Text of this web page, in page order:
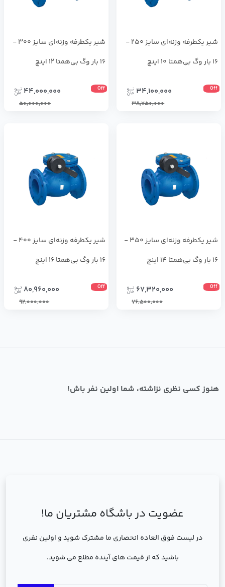
شیر یکطرفه وزنه‌ای سایز 250 -
16 بار وگ بی‌همتا 10 اینچ
Off
34,100,000
38,750,000
شیر یکطرفه وزنه‌ای سایز 300 -
16 بار وگ بی‌همتا 12 اینچ
Off
44,000,000
50,000,000
شیر یکطرفه وزنه‌ای سایز 350 -
16 بار وگ بی‌همتا 14 اینچ
Off
67,320,000
76,500,000
شیر یکطرفه وزنه‌ای سایز 400 -
16 بار وگ بی‌همتا 16 اینچ
Off
80,960,000
92,000,000
هنوز کسی نظری نزاشته، شما اولین نفر باش!
عضویت در باشگاه مشتریان ما!
در لیست فوق العاده انحصاری ما مشترک شوید و اولین نفری
باشید که از قیمت های آینده مطلع می شوید.